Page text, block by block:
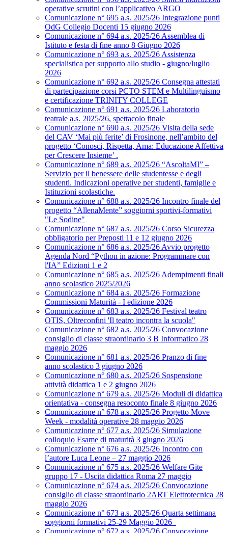
operative scrutini con l’applicativo ARGO
Comunicazione n° 695 a.s. 2025/26 Integrazione punti
OdG Collegio Docenti 15 giugno 2026
Comunicazione n° 694 a.s. 2025/26 Assemblea di
Istituto e festa di fine anno 8 Giugno 2026
Comunicazione n° 693 a.s. 2025/26 Assistenza
specialistica per supporto allo studio - giugno/luglio
2026
Comunicazione n° 692 a.s. 2025/26 Consegna attestati
di partecipazione corsi PCTO STEM e Multilinguismo
e certificazione TRINITY COLLEGE
Comunicazione n° 691 a.s. 2025/26 Laboratorio
teatrale a.s. 2025/26, spettacolo finale
Comunicazione n° 690 a.s. 2025/26 Visita della sede
del CAV ‘Mai più ferite’ di Frosinone, nell’ambito del
progetto ‘Conosci, Rispetta, Ama: Educazione Affettiva
per Crescere Insieme’ .
Comunicazione n° 689 a.s. 2025/26 “AscoltaMI” –
Servizio per il benessere delle studentesse e degli
studenti. Indicazioni operative per studenti, famiglie e
Istituzioni scolastiche.
Comunicazione n° 688 a.s. 2025/26 Incontro finale del
progetto “AllenaMente” soggiorni sportivi‑formativi
"Le Sodine"
Comunicazione n° 687 a.s. 2025/26 Corso Sicurezza
obbligatorio per Preposti 11 e 12 giugno 2026
Comunicazione n° 686 a.s. 2025/26 Avvio progetto
Agenda Nord “Python in azione: Programmare con
l'IA” Edizioni 1 e 2
Comunicazione n° 685 a.s. 2025/26 Adempimenti finali
anno scolastico 2025/2026
Comunicazione n° 684 a.s. 2025/26 Formazione
Commissioni Maturità - I edizione 2026
Comunicazione n° 683 a.s. 2025/26 Festival teatro
OTIS, Oltreconfini 'Il teatro incontra la scuola"
Comunicazione n° 682 a.s. 2025/26 Convocazione
consiglio di classe straordinario 3 B Informatico 28
maggio 2026
Comunicazione n° 681 a.s. 2025/26 Pranzo di fine
anno scolastico 3 giugno 2026
Comunicazione n° 680 a.s. 2025/26 Sospensione
attività didattica 1 e 2 giugno 2026
Comunicazione n° 679 a.s. 2025/26 Moduli di didattica
orientativa - consegna resoconto finale 8 giugno 2026
Comunicazione n° 678 a.s. 2025/26 Progetto Move
Week - modalità operative 28 maggio 2026
Comunicazione n° 677 a.s. 2025/26 Simulazione
colloquio Esame di maturità 3 giugno 2026
Comunicazione n° 676 a.s. 2025/26 Incontro con
l’autore Luca Leone – 27 maggio 2026
Comunicazione n° 675 a.s. 2025/26 Welfare Gite
gruppo 17 - Uscita didattica Roma 27 maggio
Comunicazione n° 674 a.s. 2025/26 Convocazione
consiglio di classe straordinario 2ART Elettrotecnica 28
maggio 2026
Comunicazione n° 673 a.s. 2025/26 Quarta settimana
soggiorni formativi 25-29 Maggio 2026